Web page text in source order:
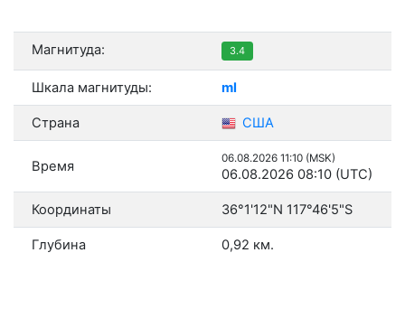
Магнитуда: 3.4
Шкала магнитуды: ml
Страна США
Время 06.08.2026 11:10 (MSK)
06.08.2026 08:10 (UTC)
Координаты 36°1'12"N 117°46'5"S
Глубина 0,92 км.